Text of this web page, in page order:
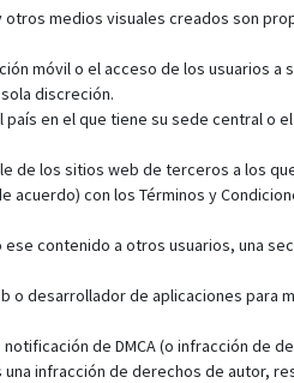
medios visuales creados son
móvil o el acceso de los usuarios a
discreción.
en el que tiene su sede central o
de los sitios web de terceros a los
con los Términos y
contenido a otros usuarios, una
o desarrollador de aplicaciones para
de DMCA (o infracción de
infracción de derechos de autor,